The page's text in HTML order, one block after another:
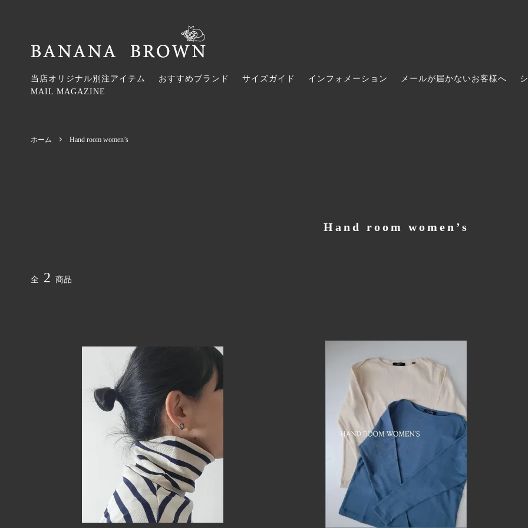
Tops / トップス
Umbrella / 傘
2026SS
Hermaphrodite
Classic Ko
BANANA BROWN
インスタ掲載アイテム
7/23 New Arraivals 7/9 New Arraivals
6/25 New Arraivals 6/11 New Arraivals
5/28 New Arraivals 5/14 New Arraivals
4/30 New Arraivals 4/16 New Arraivals
4/2 New Arraivals 3/18 New Arraivals
3/5 New Arraivals 2/19 New Arraivals
2/8 New Arraivals 1/30 New Arraivals
当店オリジナル別注アイテム おすすめブランド サイズガイド インフォメーション メールが届かないお客様へ
MAIL MAGAZINE
ホーム Hand room women’s
Hand room women’s
全 2 商品